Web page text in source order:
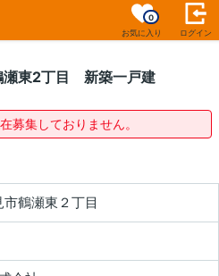
お気に入り
0
ログイン
瀬東2丁目 新築一戸建
募集しておりません。
鶴瀬東２丁目